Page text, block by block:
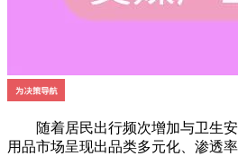
随着居民出行频次增加与卫生安
用品市场呈现出品类多元化、渗透